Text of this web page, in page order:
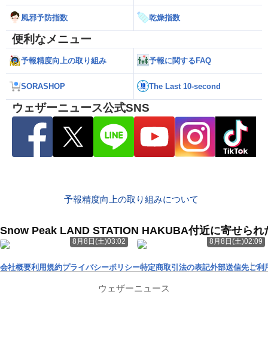
風邪予防指数 乾燥指数
便利なメニュー
予報精度向上の取り組み 予報に関するFAQ
SORASHOP The Last 10-second
ウェザーニュース公式SNS
予報精度向上の取り組みについて
Snow Peak LAND STATION HAKUBA付近に寄せられ
8月8日(土)03:02 8月8日(土)02:09
会社概要利用規約プライバシーポリシー特定商取引法の表記外部送信先ご利
ウェザーニュース